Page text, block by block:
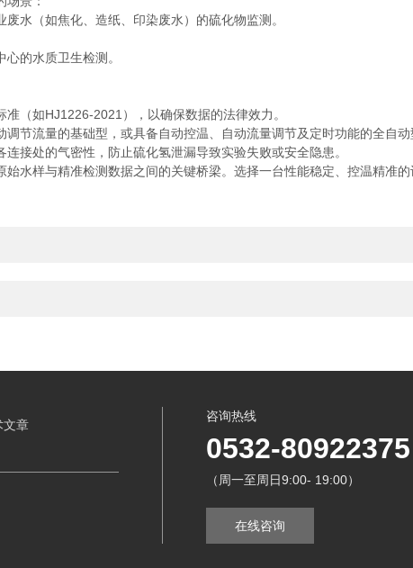
（如焦化、造纸、印染废水）的硫化物监测。
的水质卫生检测。
如HJ1226-2021），以确保数据的法律效力。
流量的基础型，或具备自动控温、自动流量调节及定时功能的全自动
处的气密性，防止硫化氢泄漏导致实验失败或安全隐患。
样与精准检测数据之间的关键桥梁。选择一台性能稳定、控温精准的
文章
咨询热线
0532-80922375
（周一至周日9:00- 19:00）
在线咨询